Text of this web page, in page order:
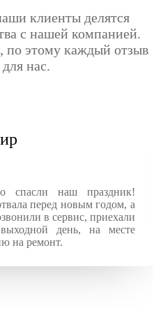
клиенты делятся
с нашей компанией.
этому каждый отзыв
нас.
спасли наш праздник!
перед новым годом, а
в сервис, приехали
день, на месте
на ремонт.